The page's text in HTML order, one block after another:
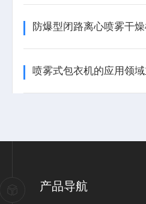
产品导航